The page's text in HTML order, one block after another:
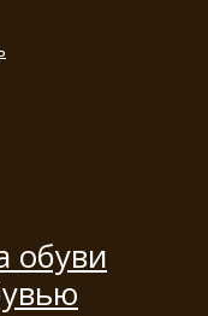
обуви